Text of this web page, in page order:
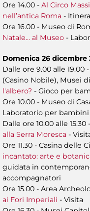
Ore 14.00 - Al Circo
nell’antica Roma -
Ore 16.00 - Museo di
Natale... al Museo -
Domenica 26 dicembre
Dalle ore 9.00 alle 19.00
(Casino Nobile), Musei
l'albero? - Gioco per
Ore 10.00 - Museo di
Laboratorio per bambini
Dalle ore 10.00 alle
alla Serra Moresca -
Ore 11.30 - Casina delle
incantato: arte e
guidata in
accompagnatori
Ore 15.00 - Area
ai Fori Imperiali - Visita